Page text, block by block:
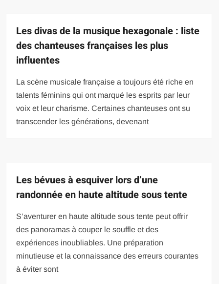
Les divas de la musique hexagonale : liste
des chanteuses françaises les plus
influentes
La scène musicale française a toujours été riche en
talents féminins qui ont marqué les esprits par leur
voix et leur charisme. Certaines chanteuses ont su
transcender les générations, devenant
Les bévues à esquiver lors d’une
randonnée en haute altitude sous tente
S’aventurer en haute altitude sous tente peut offrir
des panoramas à couper le souffle et des
expériences inoubliables. Une préparation
minutieuse et la connaissance des erreurs courantes
à éviter sont